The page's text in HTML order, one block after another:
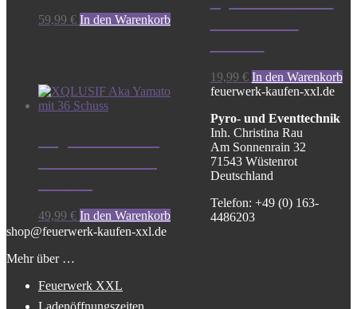
59,99 € In den Warenkorb
19,99 € In den Warenkorb
49,99 € In den Warenkorb
feuerwerk-kaufen-xxl.de
Pyro- und Eventtechnik
Inh. Christina Rau
Am Sonnenrain 32
71543 Wüstenrot
Deutschland
Telefon: +49 (0) 163-
4486203
shop@feuerwerk-kaufen-xxl.de
Mehr über …
Feuerwerk XXL
Ladenöffnungszeiten